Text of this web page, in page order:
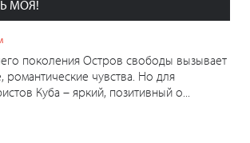
МОЯ!
поколения Остров свободы вызывает
романтические чувства. Но для
Куба – яркий, позитивный о...